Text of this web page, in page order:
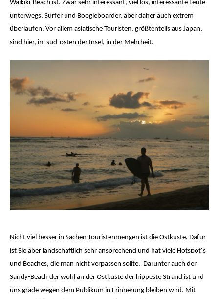
Waikiki-Beach ist. Zwar sehr interessant, viel los, interessante Leute
unterwegs, Surfer und Boogieboarder, aber daher auch extrem
überlaufen. Vor allem asiatische Touristen, größtenteils aus Japan,
sind hier, im süd-osten der Insel, in der Mehrheit.
Nicht viel besser in Sachen Touristenmengen ist die Ostküste. Dafür
ist Sie aber landschaftlich sehr ansprechend und hat viele Hotspot´s
und Beaches, die man nicht verpassen sollte. Darunter auch der
Sandy-Beach der wohl an der Ostküste der hippeste Strand ist und
uns grade wegen dem Publikum in Erinnerung bleiben wird. Mit